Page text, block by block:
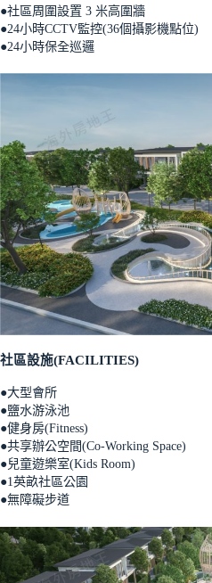
●社區周圍設置 3 米高圍牆
●24小時CCTV監控(36個攝影機點位)
●24小時保全巡邏
社區設施(FACILITIES)
●大型會所
●鹽水游泳池
●健身房(Fitness)
●共享辦公空間(Co-Working Space)
●兒童遊樂室(Kids Room)
●1英畝社區公園
●無障礙步道